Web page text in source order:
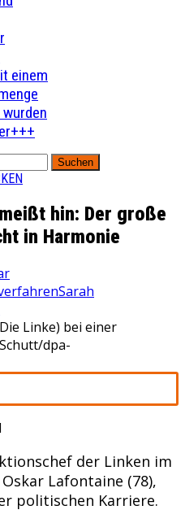
einem
hin: Der große
in Harmonie
Sarah
Linke) bei einer
dpa-
der Linken im
Lafontaine (78),
politischen Karriere.